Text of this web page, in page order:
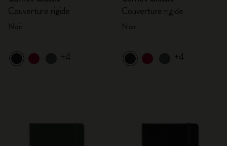
Couverture rigide
+4
Couverture rigide
+4